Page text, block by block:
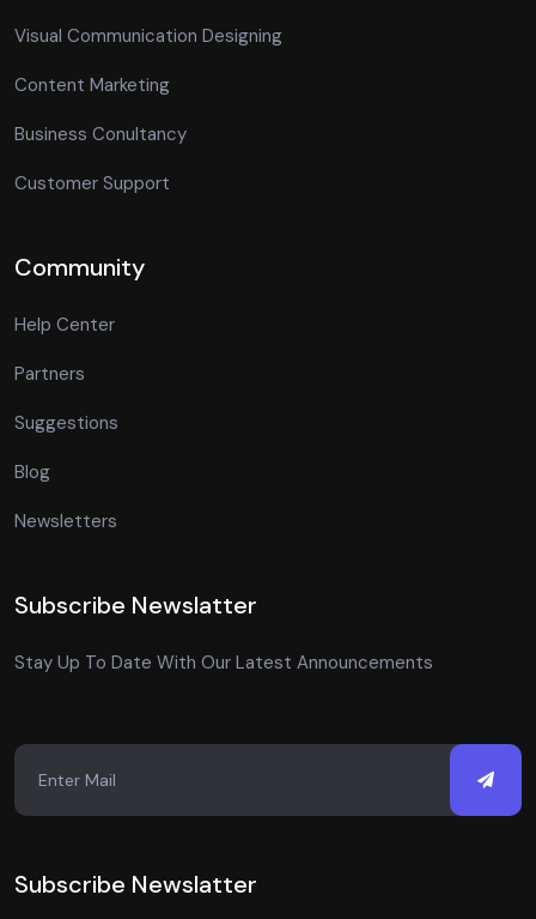
Visual Communication Designing
Content Marketing
Business Conultancy
Customer Support
Community
Help Center
Partners
Suggestions
Blog
Newsletters
Subscribe Newslatter
Stay Up To Date With Our Latest Announcements
Subscribe Newslatter